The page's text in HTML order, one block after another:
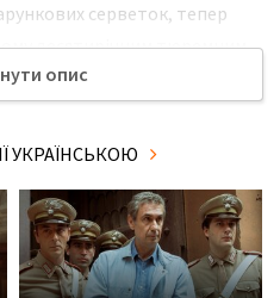
серветок, тепер
десятирічним тюремним
але Торторі зараз
Портобелло українською
опис
УКРАЇНСЬКОЮ